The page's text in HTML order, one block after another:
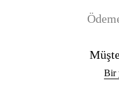
Bir